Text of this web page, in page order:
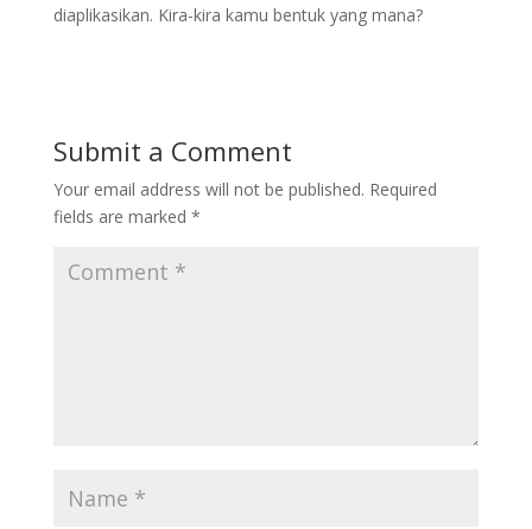
diaplikasikan. Kira-kira kamu bentuk yang mana?
Submit a Comment
Your email address will not be published. Required
fields are marked *